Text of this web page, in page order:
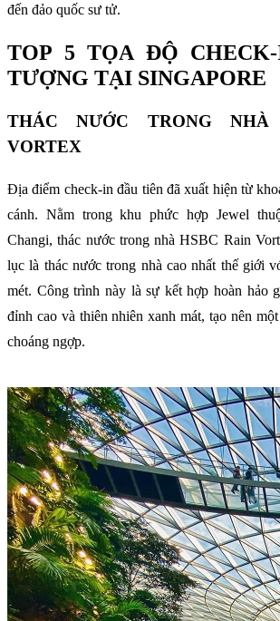
đến đảo quốc sư tử.
TOP 5 TỌA ĐỘ
TƯỢNG TẠI SINGAPORE
THÁC NƯỚC TRONG NHÀ
VORTEX
Địa điểm check-in đầu tiên đã xuất hiện từ
cánh. Nằm trong khu phức hợp Jewel
Changi, thác nước trong nhà HSBC Rain
lục là thác nước trong nhà cao nhất thế giới
mét. Công trình này là sự kết hợp hoàn hảo
đỉnh cao và thiên nhiên xanh mát, tạo nên
choáng ngợp.